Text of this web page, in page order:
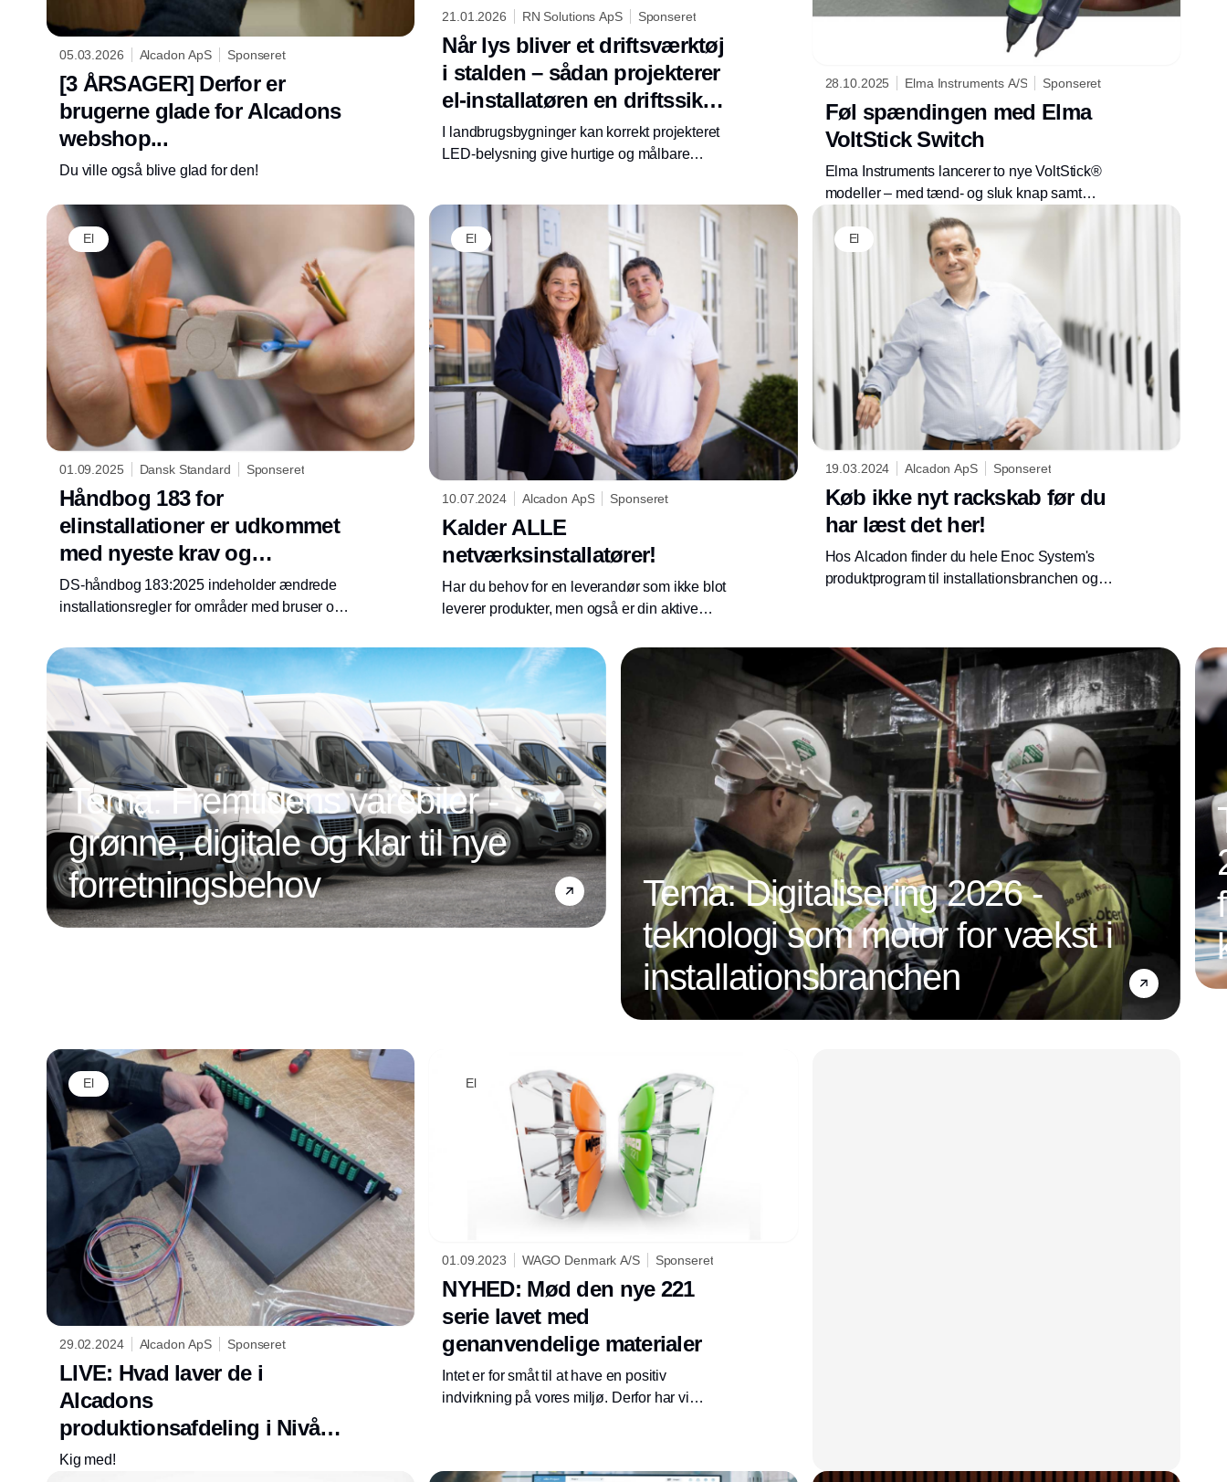
05.03.2026 Alcadon ApS Sponseret
[3 ÅRSAGER] Derfor er
brugerne glade for Alcadons
webshop...
Du ville også blive glad for den!
21.01.2026 RN Solutions ApS Sponseret
Når lys bliver et driftsværktøj
i stalden – sådan projekterer
el-installatøren en driftssikker
LED-belysning
I landbrugsbygninger kan korrekt projekteret
LED-belysning give hurtige og målbare
den daglige drift. Her er fem principper, der
hjælper el-installatøren med at levere en
robust og energieffektiv løsning med
dokumentérbar effekt i driftstimer og kWh – og
med færre genbesøg i et krævende staldmiljø.
28.10.2025 Elma Instruments A/S Sponseret
Føl spændingen med Elma
VoltStick Switch
Elma Instruments lancerer to nye VoltStick®
modeller – med tænd- og sluk knap samt
egenskaber særligt velegnet til industri og
andre hårde eller støjende miljøer
El
01.09.2025 Dansk Standard Sponseret
Håndbog 183 for
elinstallationer er udkommet
med nyeste krav og
opdateringer
DS-håndbog 183:2025 indeholder ændrede
installationsregler for områder med bruser og
ledningsdimensionering og håndtering af
harmoniske strømme.
El
10.07.2024 Alcadon ApS Sponseret
Kalder ALLE
netværksinstallatører!
Har du behov for en leverandør som ikke blot
leverer produkter, men også er din aktive
indenfor netværk og fiber?
El
19.03.2024 Alcadon ApS Sponseret
Køb ikke nyt rackskab før du
har læst det her!
Hos Alcadon finder du hele Enoc System's
produktprogram til installationsbranchen og
Tema: Fremtidens varebiler -
grønne, digitale og klar til nye
forretningsbehov
Tema: Digitalisering 2026 -
teknologi som motor for vækst i
installationsbranchen
El
29.02.2024 Alcadon ApS Sponseret
LIVE: Hvad laver de i
Alcadons
produktionsafdeling i Nivå
lige NU?
Kig med!
El
01.09.2023 WAGO Denmark A/S Sponseret
NYHED: Mød den nye 221
serie lavet med
genanvendelige materialer
Intet er for småt til at have en positiv
indvirkning på vores miljø. Derfor har vi